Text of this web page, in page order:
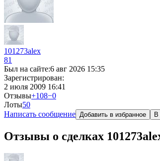
101273alex
81
Был на сайте:6 авг 2026 15:35
Зарегистрирован:
2 июля 2009 16:41
Отзывы+108−0
Лоты50
Написать сообщение Добавить в избранное В
Отзывы о сделках